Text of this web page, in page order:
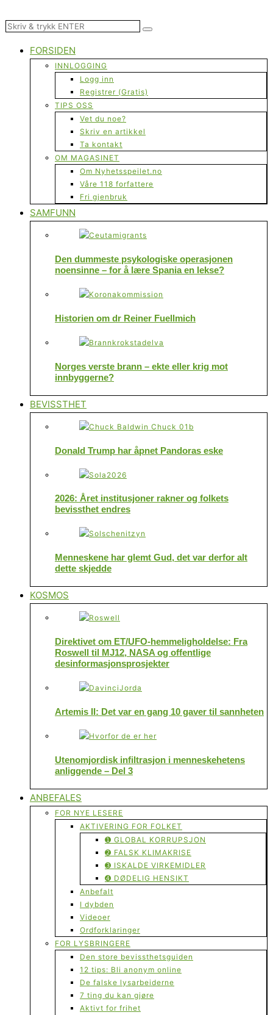
FORSIDEN
INNLOGGING
Logg inn
Registrer (Gratis)
TIPS OSS
Vet du noe?
Skriv en artikkel
Ta kontakt
OM MAGASINET
Om Nyhetsspeilet.no
Våre 118 forfattere
Fri gjenbruk
SAMFUNN
Den dummeste psykologiske operasjonen
noensinne – for å lære Spania en lekse?
Historien om dr Reiner Fuellmich
Norges verste brann – ekte eller krig mot
innbyggerne?
BEVISSTHET
Donald Trump har åpnet Pandoras eske
2026: Året institusjoner rakner og folkets
bevissthet endres
Menneskene har glemt Gud, det var derfor alt
dette skjedde
KOSMOS
Direktivet om ET/UFO-hemmeligholdelse: Fra
Roswell til MJ12, NASA og offentlige
desinformasjonsprosjekter
Artemis II: Det var en gang 10 gaver til sannheten
Utenomjordisk infiltrasjon i menneskehetens
anliggende – Del 3
ANBEFALES
FOR NYE LESERE
AKTIVERING FOR FOLKET
➊ GLOBAL KORRUPSJON
➋ FALSK KLIMAKRISE
➌ ISKALDE VIRKEMIDLER
➍ DØDELIG HENSIKT
Anbefalt
I dybden
Videoer
Ordforklaringer
FOR LYSBRINGERE
Den store bevissthetsguiden
12 tips: Bli anonym online
De falske lysarbeiderne
7 ting du kan gjøre
Aktivt for frihet